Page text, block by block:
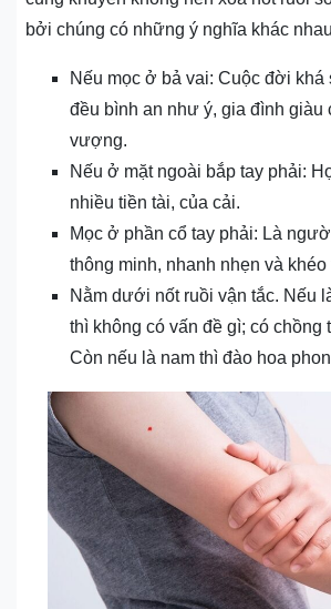
bởi chúng có những ý nghĩa khác
Nếu mọc ở bả vai: Cuộc đời khá
đều bình an như ý, gia đình giàu
vượng.
Nếu ở mặt ngoài bắp tay phải:
nhiều tiền tài, của cải.
Mọc ở phần cổ tay phải: Là
thông minh, nhanh nhẹn và khéo
Nằm dưới nốt ruồi vận tắc. Nếu
thì không có vấn đề gì; có chồng
Còn nếu là nam thì đào hoa